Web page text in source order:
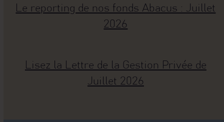
menu
menu
Le reporting de nos fonds Abacus : Juillet
2026
Lisez la Lettre de la Gestion Privée de
Juillet 2026